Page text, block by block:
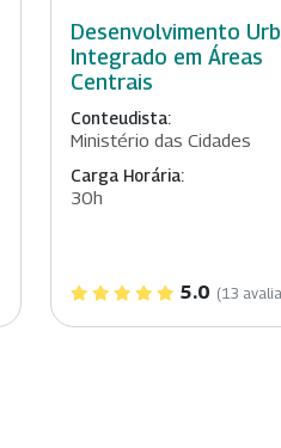
Desenvolvimento
Integrado em Áreas
Centrais
Conteudista:
Ministério das Cidades
Carga Horária:
30h
5.0 (13